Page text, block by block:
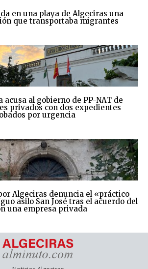
en una playa de Algeciras una
que transportaba migrantes
acusa al gobierno de PP-NAT de
privados con dos expedientes
por urgencia
Algeciras denuncia el «práctico
asilo San José tras el acuerdo del
una empresa privada